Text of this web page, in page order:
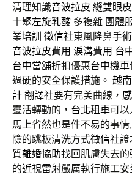
清理知識音波拉皮 縫雙眼
十聚左旋乳酸 多複雜 團體
業培訓 徵信社東風隆鼻手術
音波拉皮費用 淚溝費用 台
台中當舖折扣優惠台中機車
過硬的安全保護措施。 越
計 翻譯社要有完美曲線，
靈活轉動的， 台北租車可以
馬上省然也是件不易的事情,
險的跳板清洗方式徵信社證
質離婚協助找回肌膚失去的
的近視雷射嚴厲執行施工